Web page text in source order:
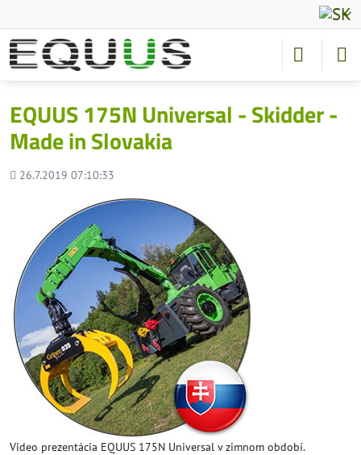
EQUUS 175N Universal - Skidder -
Made in Slovakia
Pridané
26.7.2019 07:10:33
Video prezentácia EQUUS 175N Universal v zimnom období.